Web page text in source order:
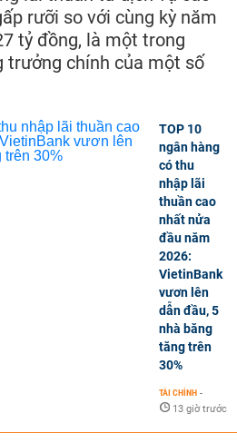
rưỡi so với cùng kỳ năm
tỷ đồng, là một trong
trưởng chính của một số
TOP 10
ngân hàng
có thu
nhập lãi
thuần cao
nhất nửa
đầu năm
2026:
VietinBank
vươn lên
dẫn đầu, 5
nhà băng
tăng trên
30%
TÀI CHÍNH -
13 giờ trước